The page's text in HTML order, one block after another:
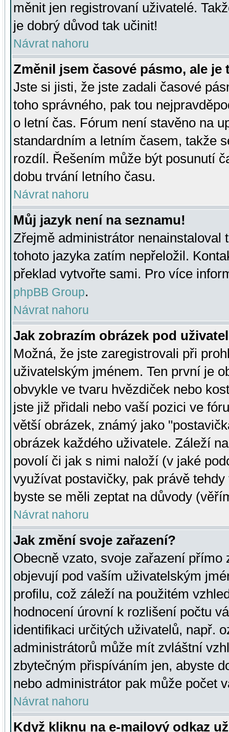
měnit jen registrovaní uživatelé.
je dobrý důvod tak učinit!
Návrat nahoru
Změnil jsem časové pásmo, ale je
Jste si jisti, že jste zadali časové
toho správného, pak tou
o letní čas. Fórum není stavěno na
standardním a letním časem, takže
rozdíl. Řešením může být posunutí
dobu trvání letního času.
Návrat nahoru
Můj jazyk není na seznamu!
Zřejmě administrátor nenainstaloval
tohoto jazyka zatím nepřeložil.
překlad vytvořte sami. Pro více
phpBB Group.
Návrat nahoru
Jak zobrazím obrázek pod
Možná, že jste zaregistrovali při
uživatelským jménem. Ten první je
obvykle ve tvaru hvězdiček nebo
jste již přidali nebo vaší pozici ve
větší obrázek, známý jako
obrázek každého uživatele. Záleží
povolí či jak s nimi naloží (v jaké
využívat postavičky, pak právě
byste se měli zeptat na důvody
Návrat nahoru
Jak změní svoje zařazení?
Obecně vzato, svoje zařazení přímo
objevují pod vaším uživatelským
profilu, což záleží na použitém
hodnocení úrovní k rozlišení počtu
identifikaci určitých uživatelů, např.
administrátorů může mít zvláštní
zbytečným přispíváním jen, abyste
nebo administrátor pak může počet
Návrat nahoru
Když kliknu na e-mailový odkaz